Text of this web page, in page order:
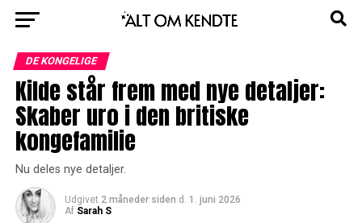
DE KONGELIGE
Kilde står frem med nye detaljer:
Skaber uro i den britiske
kongefamilie
Nu deles nye detaljer.
Udgivet 2 måneder siden d. 1. juni 2026
Af Sarah S